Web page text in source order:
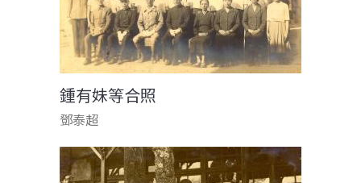
鍾有妹等合照
鄧泰超